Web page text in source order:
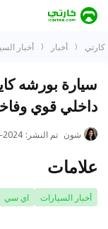
كارتي أخبار أخبار
داخلي قوي
شون تم النشر :
2024-10-16
علامات
أخبار السيارات اي سي